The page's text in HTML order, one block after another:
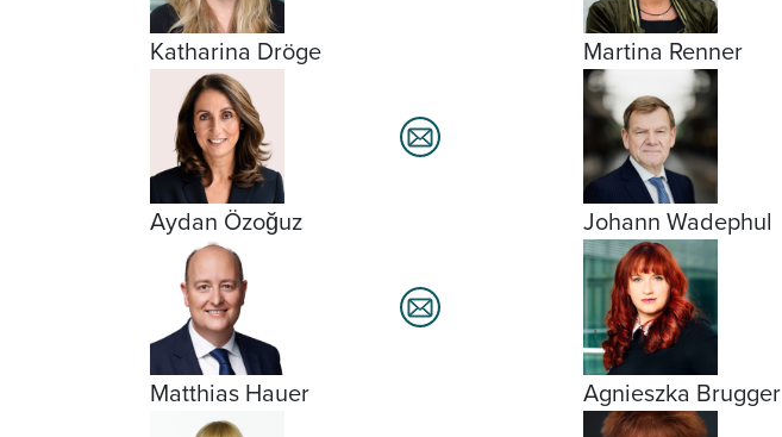
Katharina Dröge Martina Renner
Aydan Özoğuz Johann Wadephul
Matthias Hauer Agnieszka Brugger